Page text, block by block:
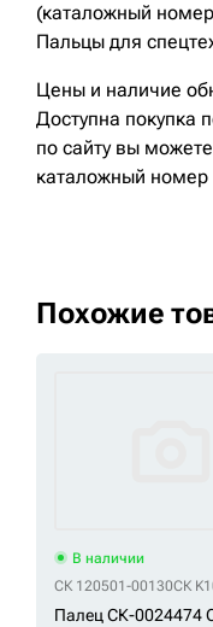
(каталожный
Пальцы для
Цены и наличие
Доступна покупка
по сайту вы
каталожный
Похожие
В наличии
СК 120501-00130СК
Палец СК-0024474